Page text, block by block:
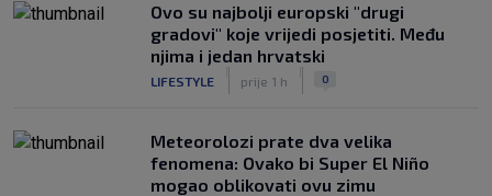
Ovo su najbolji europski "drugi
gradovi" koje vrijedi posjetiti. Među
njima i jedan hrvatski
LIFESTYLE prije 1 h 0
Meteorolozi prate dva velika
fenomena: Ovako bi Super El Niño
mogao oblikovati ovu zimu